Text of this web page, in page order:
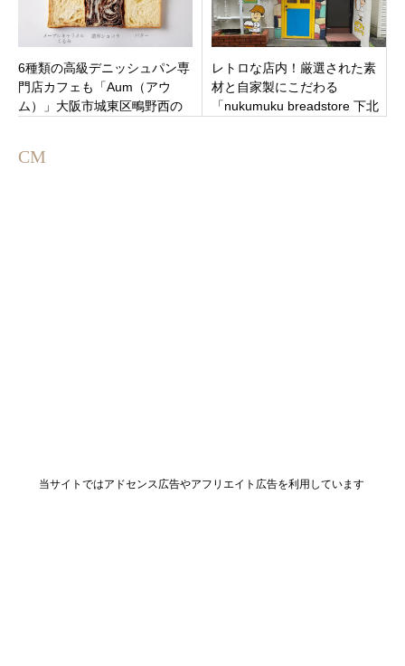
6種類の高級デニッシュパン専
門店カフェも「Aum（アウ
ム）」大阪市城東区鴫野西の
レトロな店内！厳選された素
材と自家製にこだわる
「nukumuku breadstore 下北
CM
当サイトではアドセンス広告やアフリエイト広告を利用しています